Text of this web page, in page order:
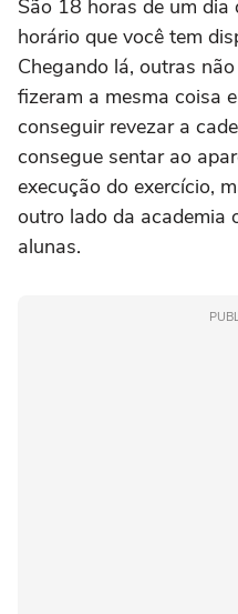
São 18 horas de um dia
horário que você tem
Chegando lá, outras
fizeram a mesma coisa
conseguir revezar a
consegue sentar ao
execução do exercício,
outro lado da academia
alunas.